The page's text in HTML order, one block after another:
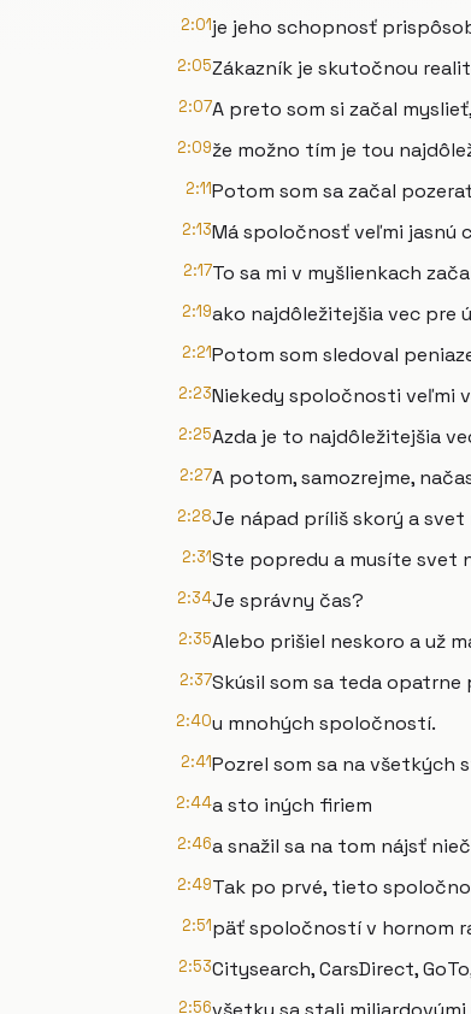
2:01je jeho schopnosť
2:05Zákazník je skutočnou
2:07A preto som si začal myslieť,
2:09že možno tím je tou
2:11Potom som sa začal
2:13Má spoločnosť veľmi jasnú
2:17To sa mi v myšlienkach
2:19ako najdôležitejšia vec pre
2:21Potom som sledoval
2:23Niekedy spoločnosti veľmi
2:25Azda je to najdôležitejšia
2:27A potom, samozrejme,
2:28Je nápad príliš skorý a
2:31Ste popredu a musíte svet
2:34Je správny čas?
2:35Alebo prišiel neskoro a už
2:37Skúsil som sa teda
2:40u mnohých spoločností.
2:41Pozrel som sa na všetkých
2:44a sto iných firiem
2:46a snažil sa na tom nájsť
2:49Tak po prvé, tieto
2:51päť spoločností v hornom
2:53Citysearch, CarsDirect,
2:56